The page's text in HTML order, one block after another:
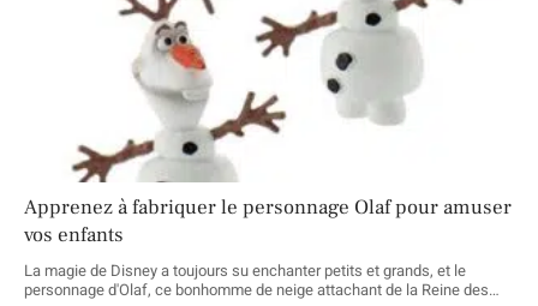
Apprenez à fabriquer le personnage Olaf pour amuser
vos enfants
La magie de Disney a toujours su enchanter petits et grands, et le
personnage d'Olaf, ce bonhomme de neige attachant de la Reine des…